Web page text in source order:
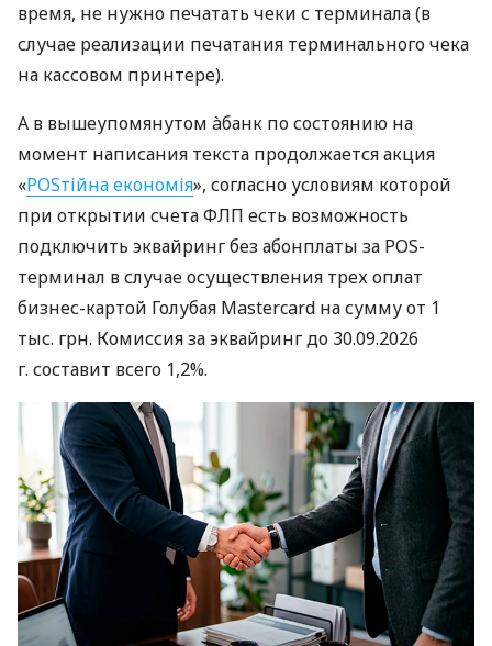
время, не нужно печатать чеки с терминала (в
случае реализации печатания терминального чека
на кассовом принтере).
А в вышеупомянутом àбанк по состоянию на
момент написания текста продолжается акция
«POSтійна економія», согласно условиям которой
при открытии счета ФЛП есть возможность
подключить эквайринг без абонплаты за POS-
терминал в случае осуществления трех оплат
бизнес-картой Голубая Mastercard на сумму от 1
тыс. грн. Комиссия за эквайринг до 30.09.2026
г. составит всего 1,2%.